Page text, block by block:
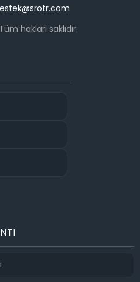
hakları saklıdır.